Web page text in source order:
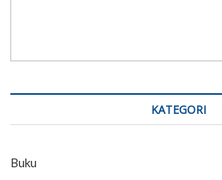
KATEGORI
Buku